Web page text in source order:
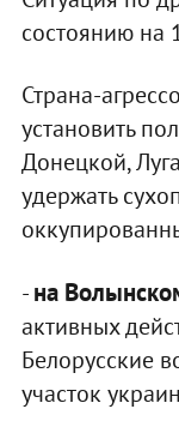
состоянию на
Страна-
установить
Донецкой,
удержать
-на
активных
Белорусские
участок